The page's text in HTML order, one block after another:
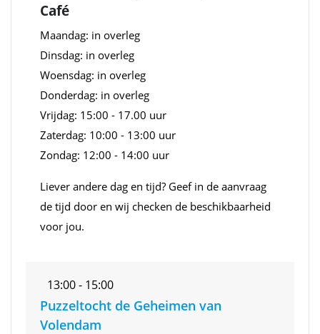
Café
Maandag: in overleg
Dinsdag: in overleg
Woensdag: in overleg
Donderdag: in overleg
Vrijdag: 15:00 - 17.00 uur
Zaterdag: 10:00 - 13:00 uur
Zondag: 12:00 - 14:00 uur
Liever andere dag en tijd? Geef in de aanvraag
de tijd door en wij checken de beschikbaarheid
voor jou.
13:00 - 15:00
Puzzeltocht de Geheimen van
Volendam